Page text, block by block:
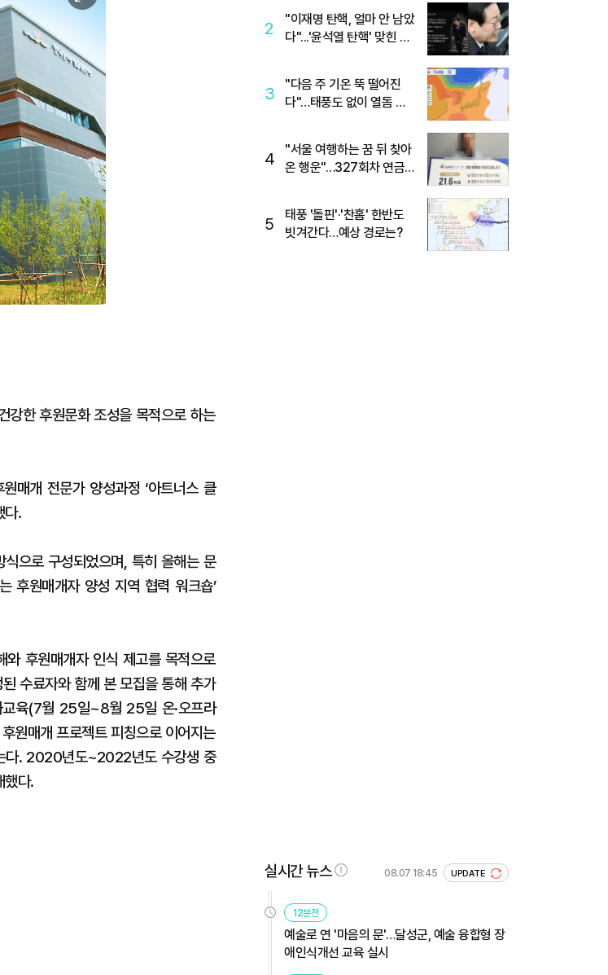
미
지
확
강한 후원문화 조성을 목적으로 하는
매개 전문가 양성과정 ‘아트너스 클
다.
으로 구성되었으며, 특히 올해는 문
후원매개자 양성 지역 협력 워크숍’
와 후원매개자 인식 제고를 목적으로
수료자와 함께 본 모집을 통해 추가
육(7월 25일~8월 25일 온·오프라
원매개 프로젝트 피칭으로 이어지는
다. 2020년도~2022년도 수강생 중
했다.
2
"이재명 탄핵, 얼마 안 남았
다"...'윤석열 탄핵' 맞힌 무
3
"다음 주 기온 뚝 떨어진
다"…태풍도 없이 열돔 박
4
"서울 여행하는 꿈 뒤 찾아
온 행운"…327회차 연금
5
태풍 '돌핀'·'찬홈' 한반도
빗겨간다…예상 경로는?
실시간 뉴스 08.07 18:45 UPDATE
12분전
예술로 연 '마음의 문'…달성군, 예술 융합형 장
애인식개선 교육 실시